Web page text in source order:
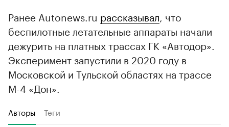
Ранее Autonews.ru рассказывал , что
беспилотные летательные аппараты начали
дежурить на платных трассах ГК «Автодор».
Эксперимент запустили в 2020 году в
Московской и Тульской областях на трассе
М-4 «Дон».
Авторы Теги